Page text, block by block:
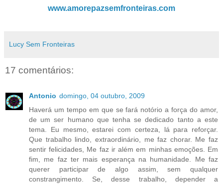
www.amorepazsemfronteiras.com
Lucy Sem Fronteiras
17 comentários:
Antonio domingo, 04 outubro, 2009
Haverá um tempo em que se fará notório a força do amor,
de um ser humano que tenha se dedicado tanto a este
tema. Eu mesmo, estarei com certeza, lá para reforçar.
Que trabalho lindo, extraordinário, me faz chorar. Me faz
sentir felicidades, Me faz ir além em minhas emoções. Em
fim, me faz ter mais esperança na humanidade. Me faz
querer participar de algo assim, sem qualquer
constrangimento. Se, desse trabalho, depender a